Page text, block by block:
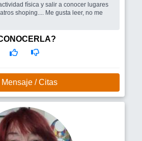
física y salir a conocer lugares
shoping.... Me gusta leer, no me
/ Citas